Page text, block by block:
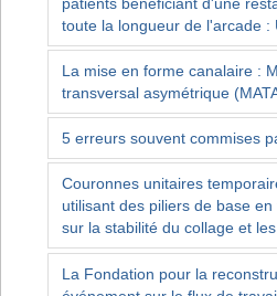
toute la longueur de l'arcade :
La mise en forme canalaire :
transversal asymétrique
5 erreurs souvent commises
Couronnes unitaires
utilisant des piliers de base
sur la stabilité du collage et
La Fondation pour la